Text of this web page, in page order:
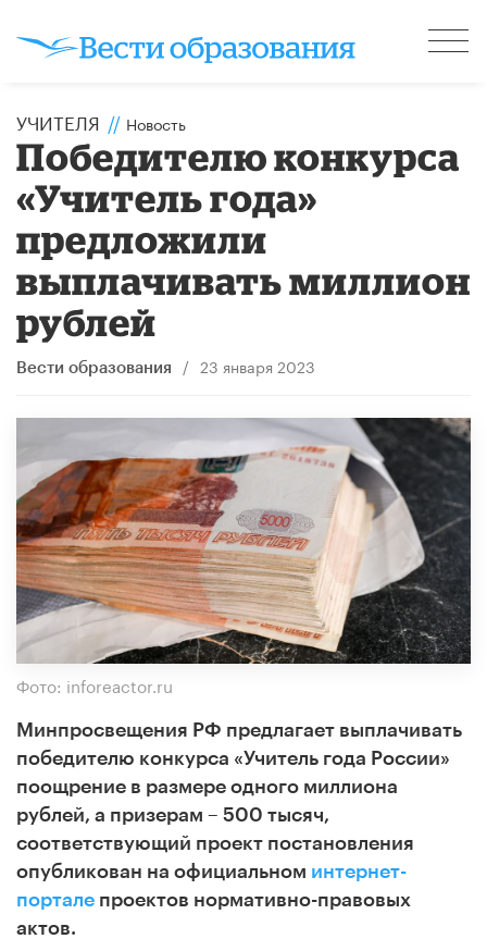
УЧИТЕЛЯ // Новость
Победителю конкурса
«Учитель года»
предложили
выплачивать миллион
рублей
Вести образования / 23 января 2023
Фото: inforeactor.ru
Минпросвещения РФ предлагает выплачивать
победителю конкурса «Учитель года России»
поощрение в размере одного миллиона
рублей, а призерам – 500 тысяч,
соответствующий проект постановления
опубликован на официальном интернет-
портале проектов нормативно-правовых
актов.